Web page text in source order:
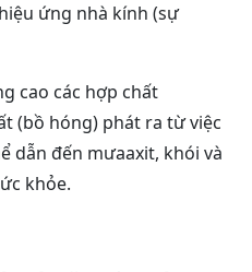
ứng nhà kính (sự
cao các hợp chất
(bồ hóng) phát ra từ việc
dẫn đến mưaaxit, khói và
khỏe.